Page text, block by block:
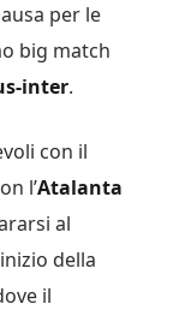
per le
big match
inter.
con il
l’Atalanta
al
della
il